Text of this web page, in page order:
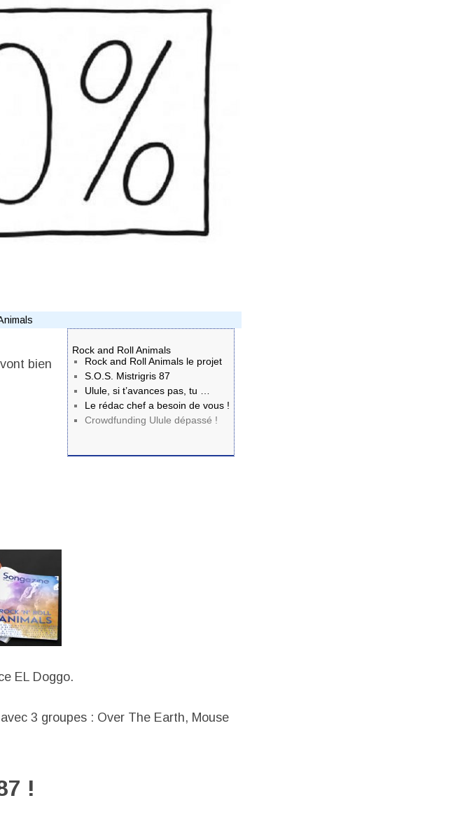
Rock and Roll Animals
Rock and Roll Animals le projet
S.O.S. Mistrigris 87
Ulule, si t’avances pas, tu …
Le rédac chef a besoin de vous !
Crowdfunding Ulule dépassé !
bien
EL Doggo.
3 groupes : Over The Earth, Mouse
!